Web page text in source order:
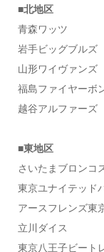
■北地区
青森ワッツ
岩手ビッグブルズ
山形ワイヴァンズ
福島ファイヤーボ
越谷アルファーズ
■東地区
さいたまブロンコ
東京ユナイテッド
アースフレンズ東
立川ダイス
東京八王子ビート